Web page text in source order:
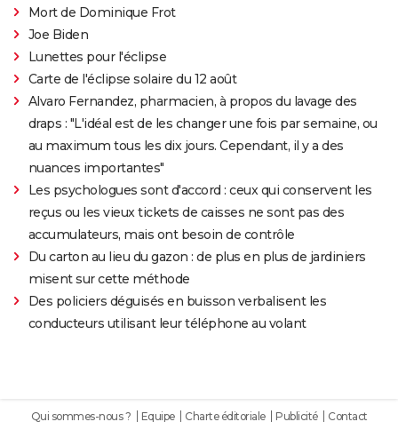
Mort de Dominique Frot
Joe Biden
Lunettes pour l'éclipse
Carte de l'éclipse solaire du 12 août
Alvaro Fernandez, pharmacien, à propos du lavage des
draps : "L'idéal est de les changer une fois par semaine, ou
au maximum tous les dix jours. Cependant, il y a des
nuances importantes"
Les psychologues sont d'accord : ceux qui conservent les
reçus ou les vieux tickets de caisses ne sont pas des
accumulateurs, mais ont besoin de contrôle
Du carton au lieu du gazon : de plus en plus de jardiniers
misent sur cette méthode
Des policiers déguisés en buisson verbalisent les
conducteurs utilisant leur téléphone au volant
Qui sommes-nous ? Equipe Charte éditoriale Publicité Contact